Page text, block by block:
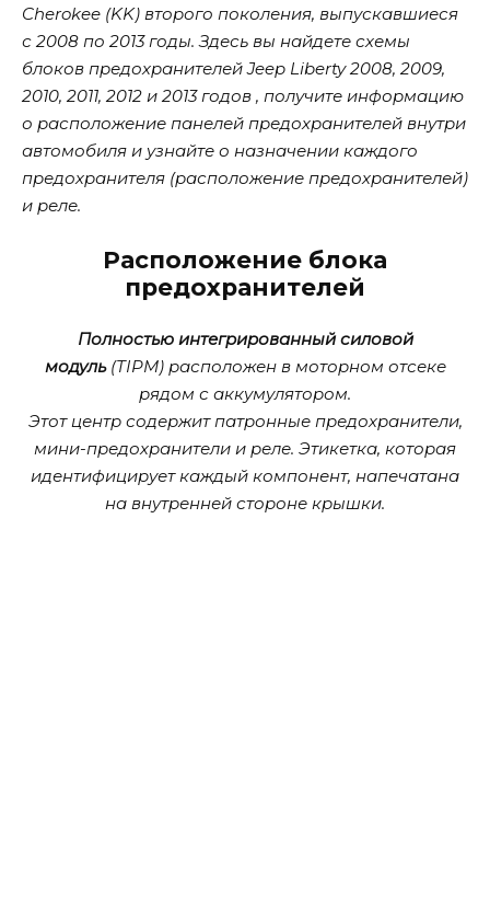
Cherokee (KK) второго поколения, выпускавшиеся
с 2008 по 2013 годы. Здесь вы найдете схемы
блоков предохранителей Jeep Liberty 2008, 2009,
2010, 2011, 2012 и 2013 годов , получите информацию
о расположение панелей предохранителей внутри
автомобиля и узнайте о назначении каждого
предохранителя (расположение предохранителей)
и реле.
Расположение блока
предохранителей
Полностью интегрированный силовой
модуль(TIPM) расположен в моторном отсеке
рядом с аккумулятором.
Этот центр содержит патронные предохранители,
мини-предохранители и реле. Этикетка, которая
идентифицирует каждый компонент, напечатана
на внутренней стороне крышки.